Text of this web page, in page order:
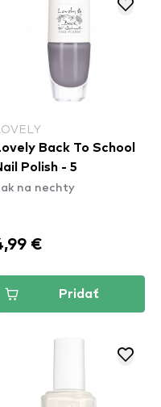
Back To School
Polish - 5
na nechty
€
Pridať